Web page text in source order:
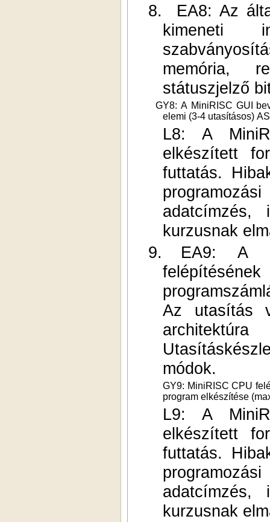
8.
EA8: Az
kimeneti
memória,
státuszjelző
GY8: A MiniRISC GUI
elemi (3-4 utasításos)
L8: A
elkészített
futtatás.
adatcímzés,
kurzusnak
9.
EA9: A
Az utasítás
módok.
GY9: MiniRISC CPU
program elkészítése
L9: A
elkészített
futtatás.
adatcímzés,
kurzusnak